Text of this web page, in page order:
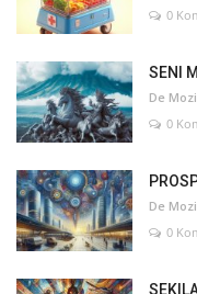
0
SENI
De
0
De
0